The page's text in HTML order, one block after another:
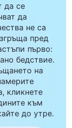
да се
да
не са
пред
първо:
бедствие.
на
кликнете
към
до утре.